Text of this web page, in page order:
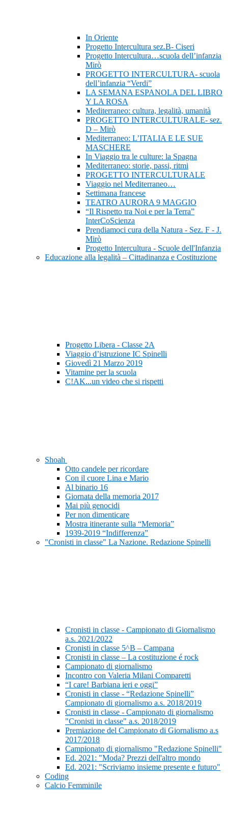
In Oriente
Progetto Intercultura sez.B- Ciseri
Progetto Intercultura…scuola dell’infanzia
Mirò
PROGETTO INTERCULTURA- scuola
dell’infanzia “Verdi”
LA SEMANA ESPANOLA DEL LIBRO
Y LA ROSA
Mediterraneo: cultura, legalità, umanità
PROGETTO INTERCULTURALE- sez.
D – Mirò
Mediterraneo: L’ITALIA E LE SUE
MASCHERE
In Viaggio tra le culture: la Spagna
Mediterraneo: storie, passi, ritmi
PROGETTO INTERCULTURALE
Viaggio nel Mediterraneo…
Settimana francese
TEATRO AURORA 9 MAGGIO
“Il Rispetto tra Noi e per la Terra”
InterCoScienza
Prendiamoci cura della Natura - Sez. F - J.
Mirò
Progetto Intercultura - Scuole dell'Infanzia
Educazione alla legalità – Cittadinanza e Costituzione
Progetto Libera - Classe 2A
Viaggio d’istruzione IC Spinelli
Giovedì 21 Marzo 2019
Vitamine per la scuola
C!AK...un video che si rispetti
Shoah
Otto candele per ricordare
Con il cuore Lina e Mario
Al binario 16
Giornata della memoria 2017
Mai più genocidi
Per non dimenticare
Mostra itinerante sulla “Memoria”
1939-2019 “Indifferenza”
"Cronisti in classe" La Nazione. Redazione Spinelli
Cronisti in classe - Campionato di Giornalismo
a.s. 2021/2022
Cronisti in classe 5^B – Campana
Cronisti in classe – La costituzione é rock
Campionato di giornalismo
Incontro con Valeria Milani Comparetti
“I care! Barbiana ieri e oggi”
Cronisti in classe - “Redazione Spinelli”
Campionato di giornalismo a.s. 2018/2019
Cronisti in classe - Campionato di giornalismo
"Cronisti in classe" a.s. 2018/2019
Premiazione del Campionato di Giornalismo a.s
2017/2018
Campionato di giornalismo "Redazione Spinelli"
Ed. 2021: "Moda? Prezzi dell'altro mondo
Ed. 2021: "Scriviamo insieme presente e futuro"
Coding
Calcio Femminile